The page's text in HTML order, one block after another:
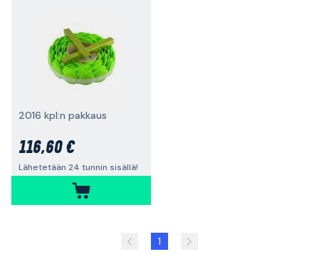
2016 kpl:n pakkaus
116,60 €
Lähetetään 24 tunnin sisällä!
1